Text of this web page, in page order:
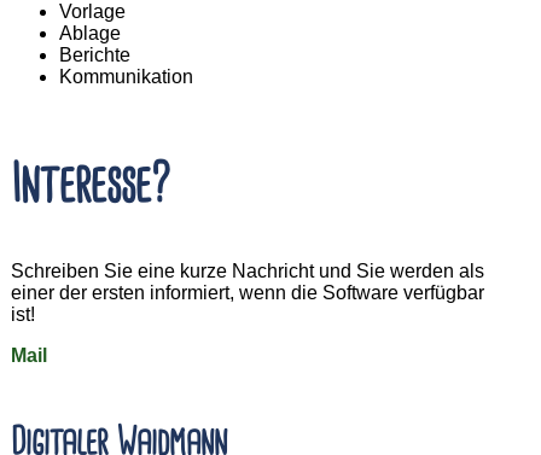
Vorlage
Ablage
Berichte
Kommunikation
Interesse?
Schreiben Sie eine kurze Nachricht und Sie werden als
einer der ersten informiert, wenn die Software verfügbar
ist!
Mail
Digitaler Waidmann